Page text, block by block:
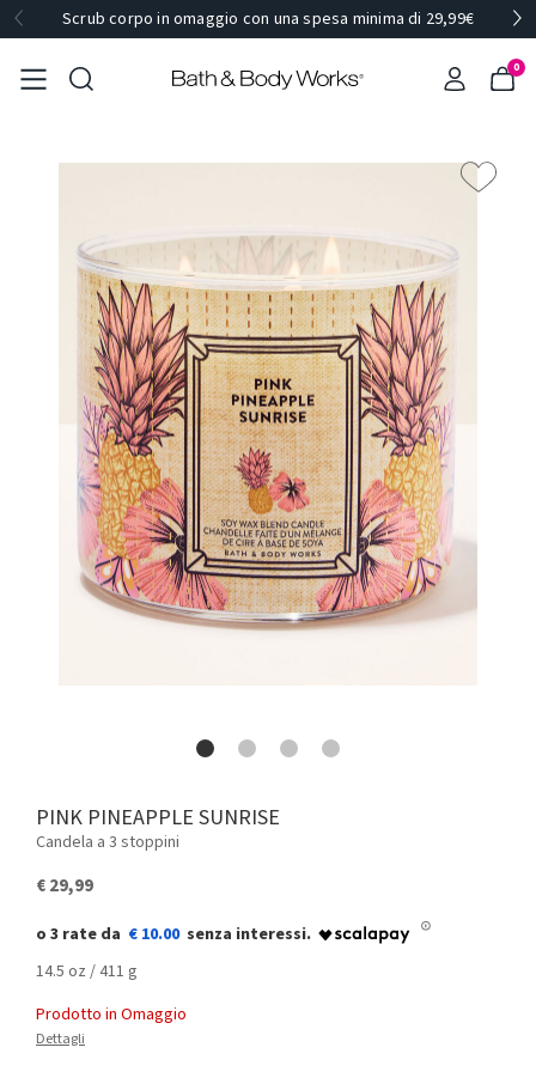
Scrub corpo in omaggio con una spesa minima di 29,99€
0
PINK PINEAPPLE SUNRISE
Candela a 3 stoppini
€ 29,99
€ 10.00
14.5 oz / 411 g
Prodotto in Omaggio
Dettagli